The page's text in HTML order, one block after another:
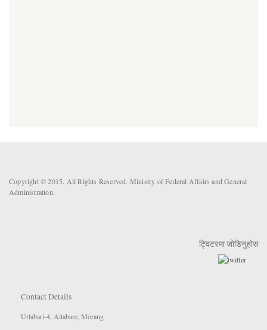
Copyright © 2015. All Rights Reserved. Ministry of Federal Affairs and General
Administration.
ट्विटरमा जोडिनुहोस
Contact Details
Urlabari-4, Aitabare, Morang